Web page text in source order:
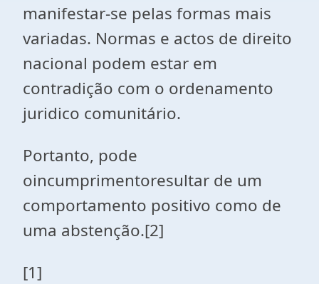
manifestar-se pelas formas mais
variadas. Normas e actos de direito
nacional podem estar em
contradição com o ordenamento
juridico comunitário.
Portanto, pode
oincumprimentoresultar de um
comportamento positivo como de
uma abstenção.[2]
[1]